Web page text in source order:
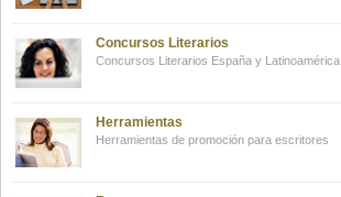
Concursos Literarios
Concursos Literarios España y Latinoamérica
Herramientas
Herramientas de promoción para escritores